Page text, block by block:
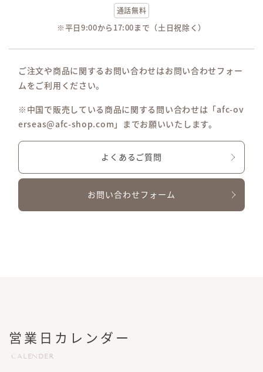
通話無料
※平日9:00から17:00まで（土日祝除く）
ご注文や商品に関するお問い合わせはお問い合わせフォー
ムをご利用ください。
※中国で販売している商品に関する問い合わせは「afc-ov
erseas@afc-shop.com」までお願いいたします。
よくあるご質問
お問い合わせフォーム
営業日カレンダー
CALENDER